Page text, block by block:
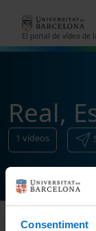
Consentiment
El portal de vídeo de
Real,
1 vídeos